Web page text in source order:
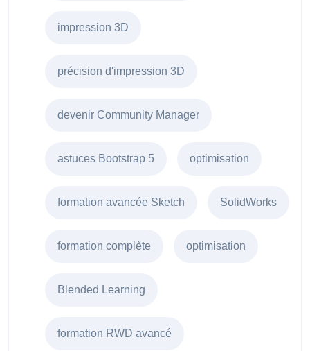
impression 3D
précision d'impression 3D
devenir Community Manager
astuces Bootstrap 5 optimisation
formation avancée Sketch SolidWorks
formation complète optimisation
Blended Learning
formation RWD avancé